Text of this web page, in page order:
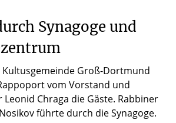
Synagoge und
Kultusgemeinde Groß-Dortmund
vom Vorstand und
Chraga die Gäste. Rabbiner
führte durch die Synagoge.